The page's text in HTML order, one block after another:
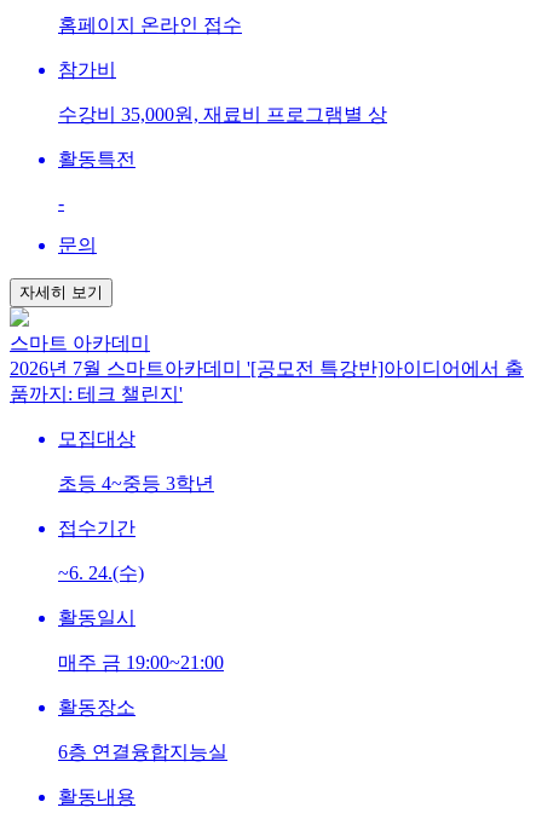
홈페이지 온라인 접수
참가비
수강비 35,000원, 재료비 프로그램별 상
활동특전
-
문의
자세히 보기
스마트 아카데미
2026년 7월 스마트아카데미 '[공모전 특강반]아이디어에서 출
품까지: 테크 챌린지'
모집대상
초등 4~중등 3학년
접수기간
~6. 24.(수)
활동일시
매주 금 19:00~21:00
활동장소
6층 연결융합지능실
활동내용